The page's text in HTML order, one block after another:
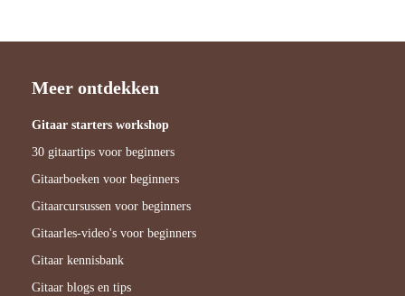
Meer ontdekken
Gitaar starters workshop
30 gitaartips voor beginners
Gitaarboeken voor beginners
Gitaarcursussen voor beginners
Gitaarles-video's voor beginners
Gitaar kennisbank
Gitaar blogs en tips